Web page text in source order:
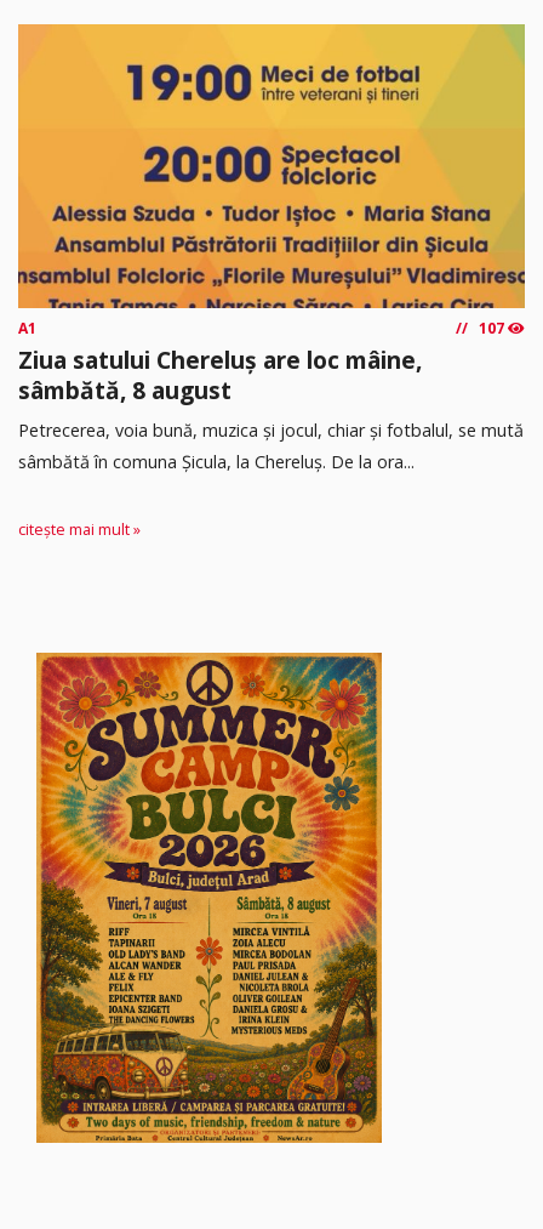
A1 107
Ziua satului Chereluș are loc mâine,
sâmbătă, 8 august
Petrecerea, voia bună, muzica și jocul, chiar și fotbalul, se mută
sâmbătă în comuna Șicula, la Chereluș. De la ora...
citește mai mult »